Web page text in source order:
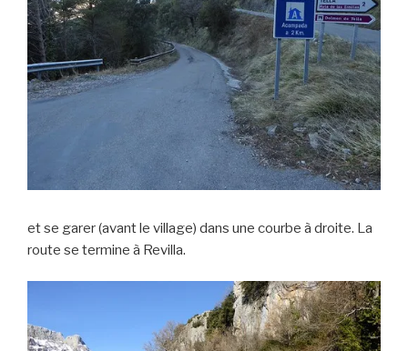
et se garer (avant le village) dans une courbe à droite. La
route se termine à Revilla.